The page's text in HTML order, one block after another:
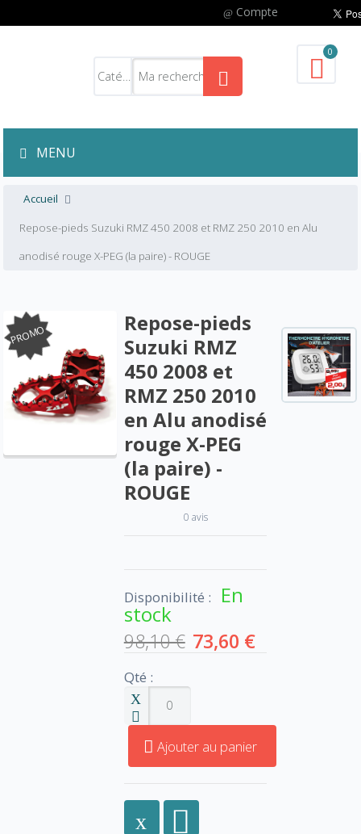
Compte
0
MENU
Accueil
Repose-pieds Suzuki RMZ 450 2008 et RMZ 250 2010 en Alu
anodisé rouge X-PEG (la paire) - ROUGE
PROMO
Repose-pieds
Suzuki RMZ
450 2008 et
RMZ 250 2010
en Alu anodisé
rouge X-PEG
(la paire) -
ROUGE
0 avis
Disponibilité : En
stock
98,10 € 73,60 €
Qté :
Ajouter au panier